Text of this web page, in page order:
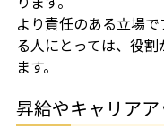
より責任のある立場
る人にとっては、役
ます。
昇給やキャリア